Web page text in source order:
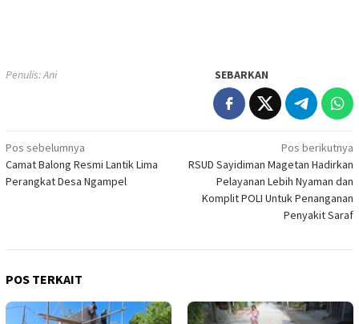
Penulis: Ani SEBARKAN
Navigasi
pos
Pos sebelumnya
Camat Balong Resmi Lantik Lima
Perangkat Desa Ngampel
Pos berikutnya
RSUD Sayidiman Magetan Hadirkan
Pelayanan Lebih Nyaman dan
Komplit POLI Untuk Penanganan
Penyakit Saraf
POS TERKAIT